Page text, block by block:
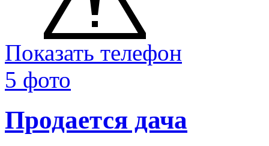
Показать телефон
5 фото
Продается дача